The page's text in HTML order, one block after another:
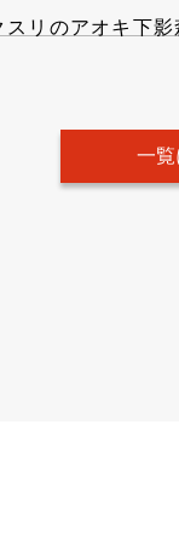
リのアオキ下
一覧